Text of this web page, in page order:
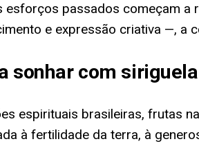
esforços passados começam
e expressão criativa —, a
sonhar com
espirituais brasileiras, frutas
à fertilidade da terra, à